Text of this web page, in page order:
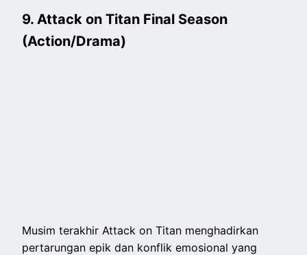
9. Attack on Titan Final Season
(Action/Drama)
Musim terakhir Attack on Titan menghadirkan
pertarungan epik dan konflik emosional yang